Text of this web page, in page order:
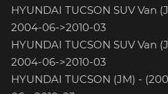
HYUNDAI TUCSON SUV Van
2004-06->2010-03
HYUNDAI TUCSON SUV Van
2004-06->2010-03
HYUNDAI TUCSON (JM) -